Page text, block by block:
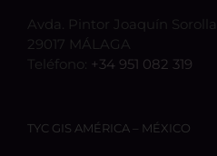
Avda. Pintor Joaquín Sorolla
29017 MÁLAGA
Teléfono: +34 951 082 319
TYC GIS AMÉRICA – MÉXICO